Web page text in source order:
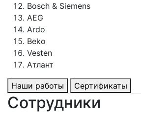
Bosch & Siemens
AEG
Ardo
Beko
Vesten
Атлант
Наши работы Сертификаты
Сотрудники